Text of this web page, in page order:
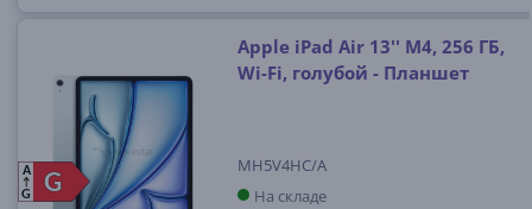
G
G
A
G
Apple iPad Air 13'' M4, 256 ГБ,
Wi-Fi, голубой - Планшет
MH5V4HC/A
На складе